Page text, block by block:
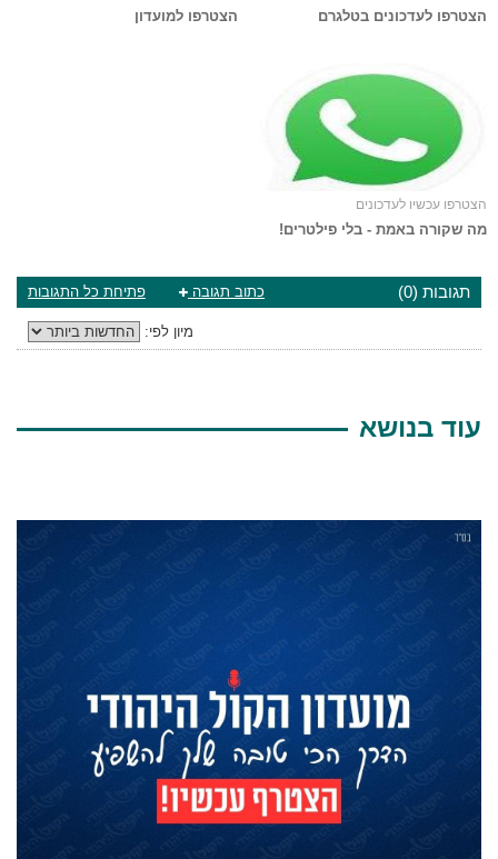
הצטרפו לעדכונים בטלגרם הצטרפו למועדון
הצטרפו עכשיו לעדכונים
מה שקורה באמת - בלי פילטרים!
תגובות (0) פתיחת כל התגובות כתוב תגובה
מיון לפי:
עוד בנושא